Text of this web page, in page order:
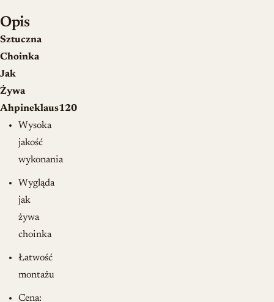
Opis
Sztuczna
Choinka
Jak
Żywa
Ahpineklaus120
Wysoka
jakość
wykonania
Wygląda
jak
żywa
choinka
Łatwość
montażu
Cena: